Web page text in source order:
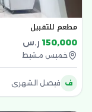
مطعم للتقبيل
150,000 ر.س
خميس مشيط
ف فيصل الشهري